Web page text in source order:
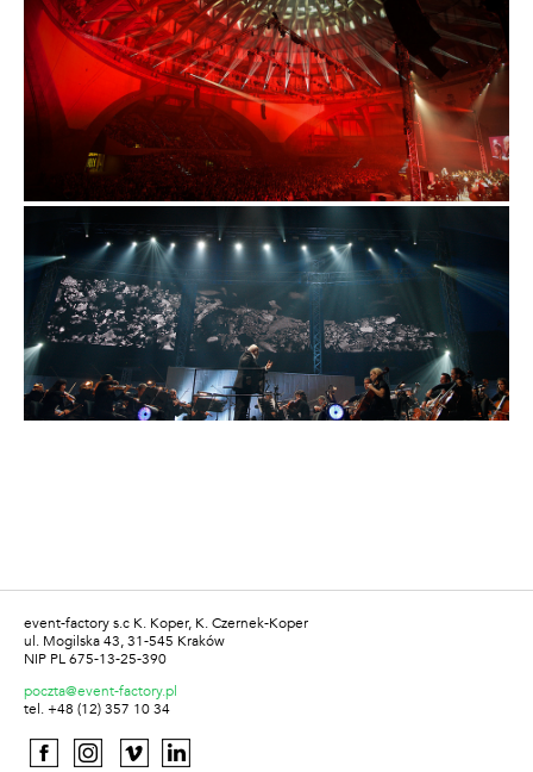
event-factory s.c K. Koper, K. Czernek-Koper
ul. Mogilska 43, 31-545 Kraków
NIP PL 675-13-25-390
poczta@event-factory.pl
tel. +48 (12) 357 10 34